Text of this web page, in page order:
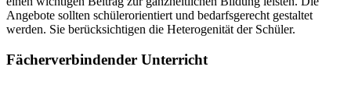
Angebote sollten schülerorientiert und bedarfsgerecht gestaltet
werden. Sie berücksichtigen die Heterogenität der Schüler.
Fächerverbindender Unterricht